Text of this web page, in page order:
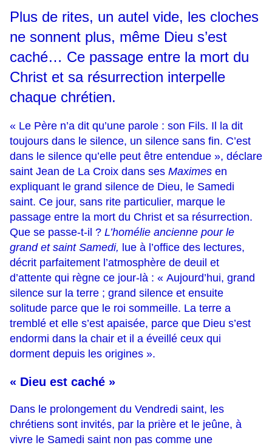
Plus de rites, un autel vide, les cloches
ne sonnent plus, même Dieu s’est
caché… Ce passage entre la mort du
Christ et sa résurrection interpelle
chaque chrétien.
« Le Père n’a dit qu’une parole : son Fils. Il la dit
toujours dans le silence, un silence sans fin. C’est
dans le silence qu’elle peut être entendue », déclare
saint Jean de La Croix dans ses Maximes en
expliquant le grand silence de Dieu, le Samedi
saint. Ce jour, sans rite particulier, marque le
passage entre la mort du Christ et sa résurrection.
Que se passe-t-il ? L’homélie ancienne pour le
grand et saint Samedi, lue à l’office des lectures,
décrit parfaitement l’atmosphère de deuil et
d’attente qui règne ce jour-là : « Aujourd’hui, grand
silence sur la terre ; grand silence et ensuite
solitude parce que le roi sommeille. La terre a
tremblé et elle s’est apaisée, parce que Dieu s’est
endormi dans la chair et il a éveillé ceux qui
dorment depuis les origines ».
« Dieu est caché »
Dans le prolongement du Vendredi saint, les
chrétiens sont invités, par la prière et le jeûne, à
vivre le Samedi saint non pas comme une